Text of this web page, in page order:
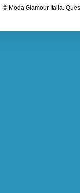
© Moda Glamour Italia.